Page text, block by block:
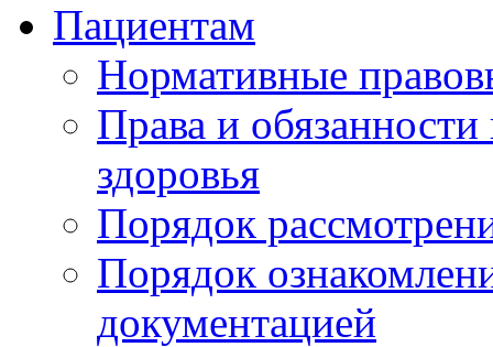
Пациентам
Нормативные
Права и
здоровья
Порядок
Порядок
документацией